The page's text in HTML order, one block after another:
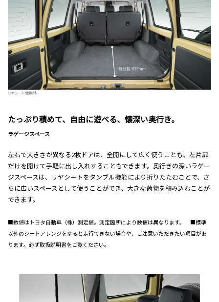
たっぷり積めて、自由に遊べる、懐深い奥行き。
ラゲージスペース
左右で大きさが異なる2枚ドアは、全開にして広く使うことも、左片扉
だけを開けて手軽に出し入れすることもできます。奥行きの深いラゲー
ジスペースは、リヤシートをタンブル機能により折りたたむことで、さ
らに広いスペースとして使うことができ、大きな荷物を積み込むことが
できます。
■数値はトヨタ自動車（株）測定値。測定箇所により数値は異なります。 ■標準
以外のシートアレンジをすると走行できない場合や、ご注意いただきたい項目があ
ります。必ず取扱説明書をご覧ください。